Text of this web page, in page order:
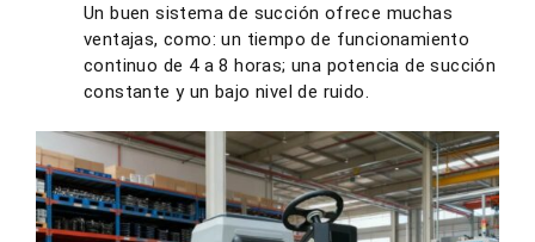
Un buen sistema de succión ofrece muchas
ventajas, como: un tiempo de funcionamiento
continuo de 4 a 8 horas; una potencia de succión
constante y un bajo nivel de ruido.